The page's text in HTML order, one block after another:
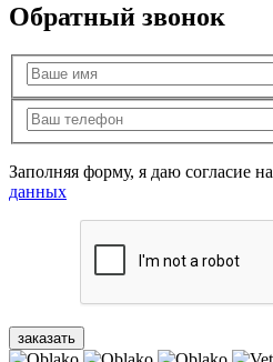
Обратный звонок
Заполняя форму, я даю согласие на
данных